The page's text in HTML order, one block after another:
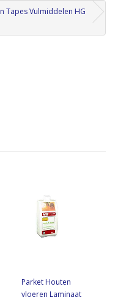
Tapes Vulmiddelen HG
Parket Houten
vloeren Laminaat